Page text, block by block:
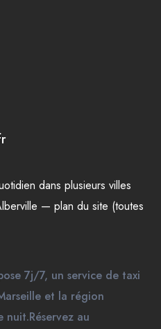
dans plusieurs villes
— plan du site (toutes
7j/7, un service de taxi
et la région
nuit.Réservez au